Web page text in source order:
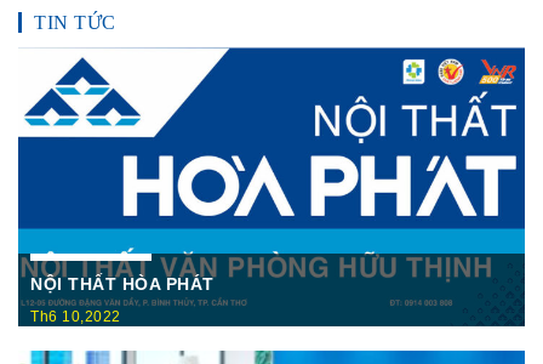
TIN TỨC
NỘI THẤT HÒA PHÁT
Th6 10,2022
Nội Thất Hòa Phátt Cần Thơ Là nơi trưng bày và cung cấp